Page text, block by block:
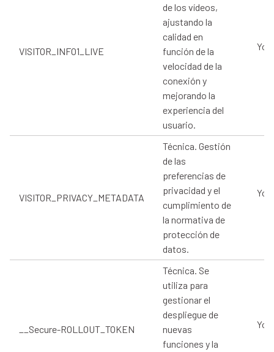
VISITOR_INFO1_LIVE
de los vídeos,
ajustando la
calidad en
función de la
velocidad de la
conexión y
mejorando la
experiencia del
usuario.
VISITOR_PRIVACY_METADATA
Técnica. Gestión
de las
preferencias de
privacidad y el
cumplimiento de
la normativa de
protección de
datos.
__Secure-ROLLOUT_TOKEN
Técnica. Se
utiliza para
gestionar el
despliegue de
nuevas
funciones y la